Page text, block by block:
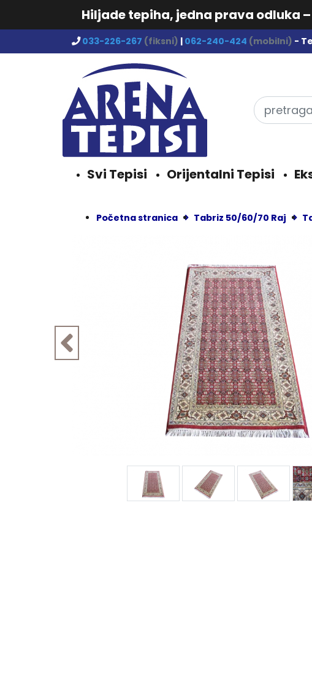
Hiljade tepiha, jedna prava odluka
033-226-267 (fiksni) | 062-240-424 (mobilni) -
Svi Tepisi Orijentalni Tepisi
Početna stranica Tabriz 50/60/70 Raj